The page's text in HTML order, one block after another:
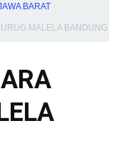
BARAT
MALELA BANDUNG